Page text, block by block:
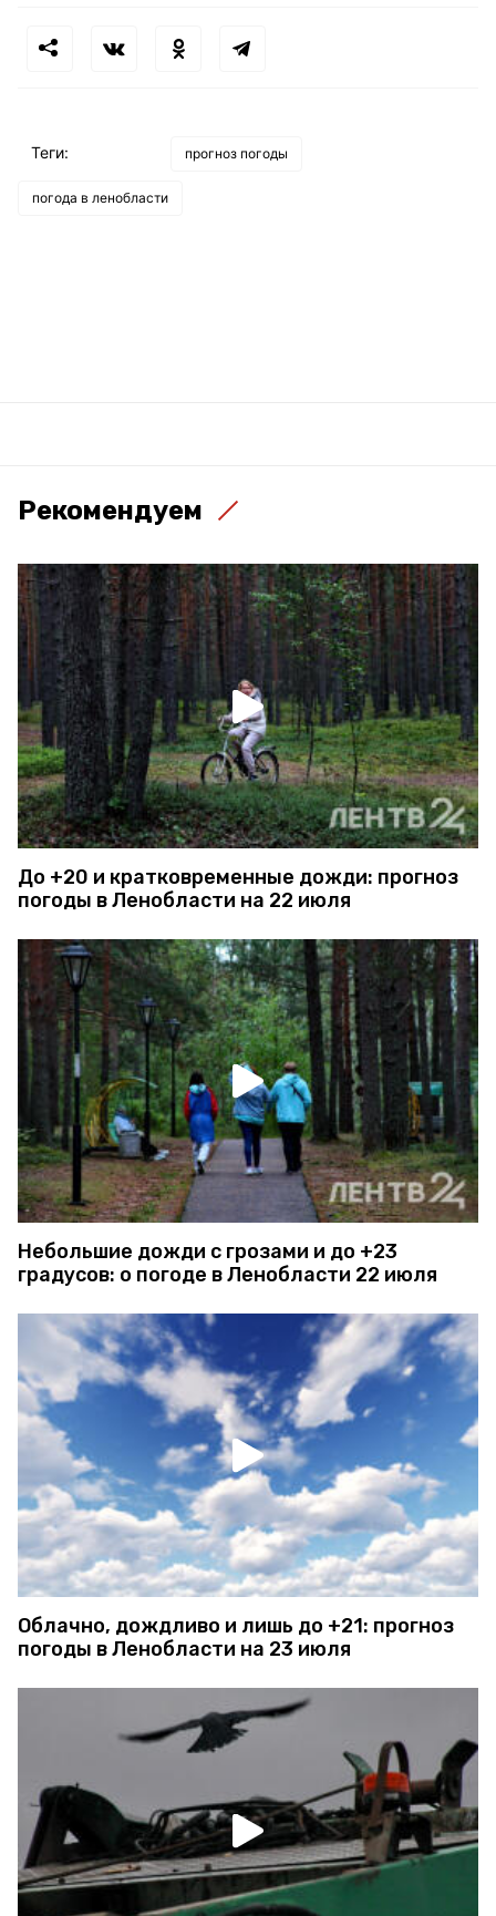
Теги: прогноз погоды
погода в ленобласти
Рекомендуем
До +20 и кратковременные дожди: прогноз
погоды в Ленобласти на 22 июля
Небольшие дожди с грозами и до +23
градусов: о погоде в Ленобласти 22 июля
Облачно, дождливо и лишь до +21: прогноз
погоды в Ленобласти на 23 июля